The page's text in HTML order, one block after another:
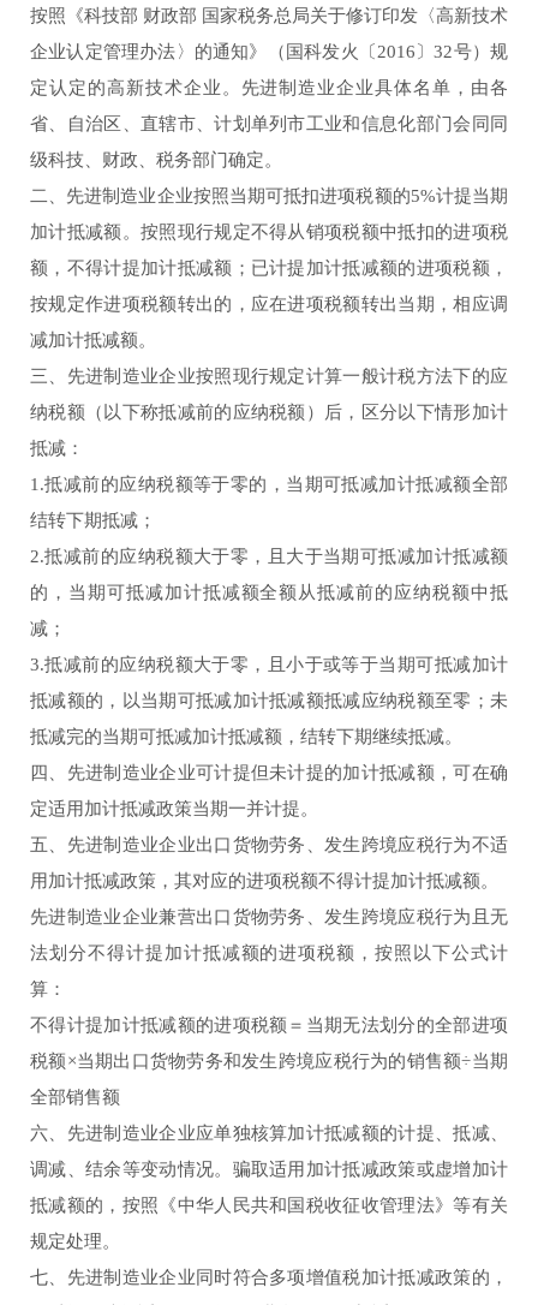
按照《科技部 财政部 国家税务总局关于修订印发〈高新技术
企业认定管理办法〉的通知》（国科发火〔2016〕32号）规
定认定的高新技术企业。先进制造业企业具体名单，由各
省、自治区、直辖市、计划单列市工业和信息化部门会同同
级科技、财政、税务部门确定。
二、先进制造业企业按照当期可抵扣进项税额的5%计提当期
加计抵减额。按照现行规定不得从销项税额中抵扣的进项税
额，不得计提加计抵减额；已计提加计抵减额的进项税额，
按规定作进项税额转出的，应在进项税额转出当期，相应调
减加计抵减额。
三、先进制造业企业按照现行规定计算一般计税方法下的应
纳税额（以下称抵减前的应纳税额）后，区分以下情形加计
抵减：
1.抵减前的应纳税额等于零的，当期可抵减加计抵减额全部
结转下期抵减；
2.抵减前的应纳税额大于零，且大于当期可抵减加计抵减额
的，当期可抵减加计抵减额全额从抵减前的应纳税额中抵
减；
3.抵减前的应纳税额大于零，且小于或等于当期可抵减加计
抵减额的，以当期可抵减加计抵减额抵减应纳税额至零；未
抵减完的当期可抵减加计抵减额，结转下期继续抵减。
四、先进制造业企业可计提但未计提的加计抵减额，可在确
定适用加计抵减政策当期一并计提。
五、先进制造业企业出口货物劳务、发生跨境应税行为不适
用加计抵减政策，其对应的进项税额不得计提加计抵减额。
先进制造业企业兼营出口货物劳务、发生跨境应税行为且无
法划分不得计提加计抵减额的进项税额，按照以下公式计
算：
不得计提加计抵减额的进项税额＝当期无法划分的全部进项
税额×当期出口货物劳务和发生跨境应税行为的销售额÷当期
全部销售额
六、先进制造业企业应单独核算加计抵减额的计提、抵减、
调减、结余等变动情况。骗取适用加计抵减政策或虚增加计
抵减额的，按照《中华人民共和国税收征收管理法》等有关
规定处理。
七、先进制造业企业同时符合多项增值税加计抵减政策的，